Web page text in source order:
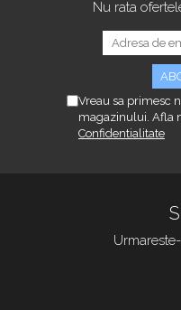
Nu rata
Vreau sa primesc
magazinului. Afla
Confidentialitate